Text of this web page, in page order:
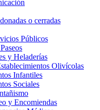
o cerradas
Públicos
y Heladerías
Olivícolas
Infantiles
Sociales
y Encomiendas